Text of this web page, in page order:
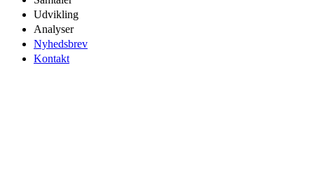
Udvikling
Analyser
Nyhedsbrev
Kontakt